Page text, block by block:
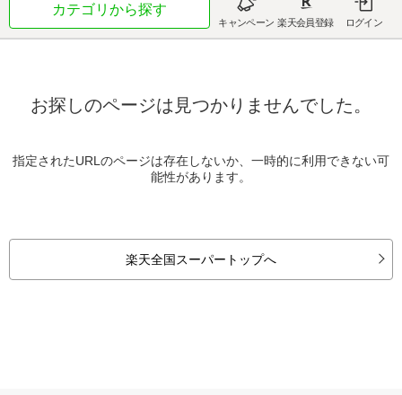
カテゴリから探す
キャンペーン 楽天会員登録 ログイン
お探しのページは見つかりませんでした。
指定されたURLのページは存在しないか、一時的に利用できない可
能性があります。
楽天全国スーパートップへ